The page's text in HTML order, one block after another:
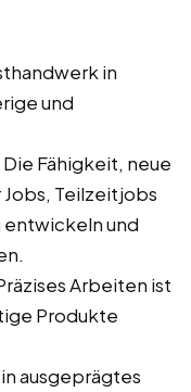
in
und
Die Fähigkeit, neue
Teilzeitjobs
entwickeln und
Arbeiten ist
Produkte
ausgeprägtes